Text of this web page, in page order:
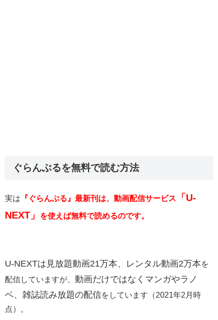
ぐらんぶるを無料で読む方法
実は 『ぐらんぶる』最新刊は、動画配信サービス
「U-
NEXT」
を使えば無料で読めるのです。
U-NEXTは 見放題動画21万本、レンタル動画2万本を
配信していますが、 動画だけではなくマンガやラノ
ベ、雑誌読み放題の配信をしています（2021年2月時
点）。